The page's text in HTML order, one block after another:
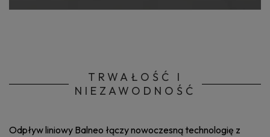
TRWAŁOŚĆ I
NIEZAWODNOŚĆ
Odpływ liniowy Balneo łączy nowoczesną technologię z